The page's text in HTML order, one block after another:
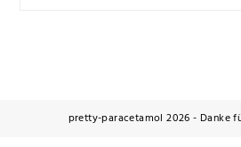
pretty-paracetamol 2026 - Danke